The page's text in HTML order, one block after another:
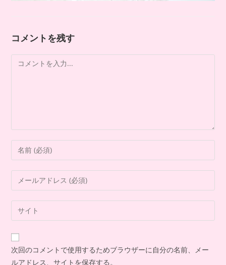
コメントを残す
次回のコメントで使用するためブラウザーに自分の名前、メー
ルアドレス、サイトを保存する。